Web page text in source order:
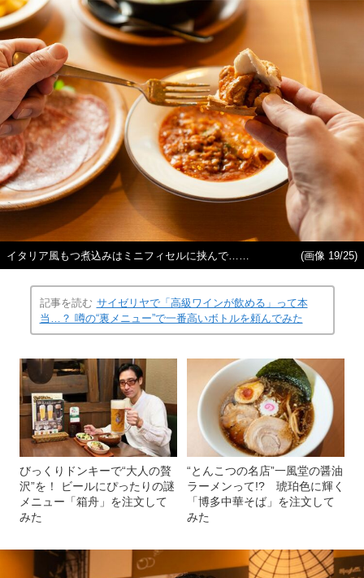
イタリア風もつ煮込みはミニフィセルに挟んで…… (画像 19/25)
記事を読む サイゼリヤで「高級ワインが飲める」って本
当…？ 噂の“裏メニュー”で一番高いボトルを頼んでみた
びっくりドンキーで“大人の贅
沢”を！ ビールにぴったりの謎
メニュー「箱舟」を注文して
みた
“とんこつの名店”一風堂の醤油
ラーメンって!? 琥珀色に輝く
「博多中華そば」を注文して
みた